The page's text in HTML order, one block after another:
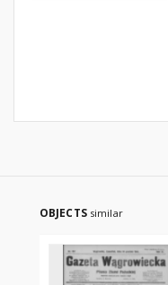
OBJECTS similar